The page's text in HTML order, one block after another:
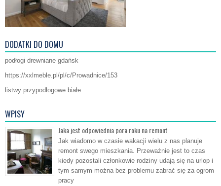
DODATKI DO DOMU
podłogi drewniane gdańsk
https://xxlmeble.pl/pl/c/Prowadnice/153
listwy przypodłogowe białe
WPISY
Jaka jest odpowiednia pora roku na remont
Jak wiadomo w czasie wakacji wielu z nas planuje
remont swego mieszkania. Przeważnie jest to czas
kiedy pozostali członkowie rodziny udają się na urlop i
tym samym można bez problemu zabrać się za ogrom
pracy